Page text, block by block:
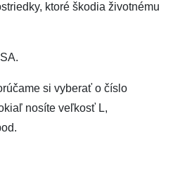
ktoré škodia životnému
si vyberať o číslo
nosíte veľkosť L,